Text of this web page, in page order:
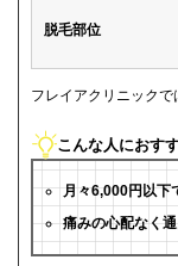
脱毛部位
フレイアクリニックで
こんな人におす
月々6,000円以下
痛みの心配なく